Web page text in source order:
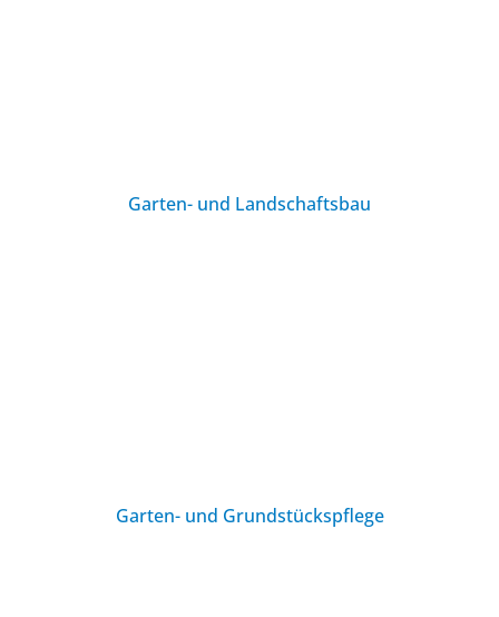
Garten- und Landschaftsbau
Garten- und Grundstückspflege